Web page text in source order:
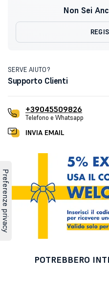
Non Sei
SERVE AIUTO?
Supporto Clienti
+39045509826
Telefono e Whatsapp
INVIA EMAIL
POTREBBERO